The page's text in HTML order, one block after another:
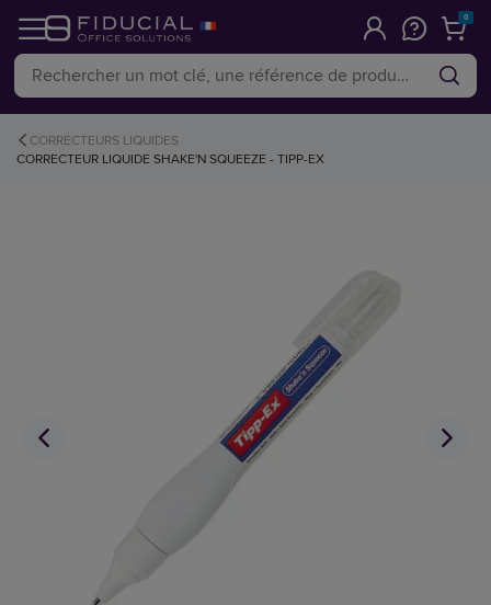
0
CORRECTEURS LIQUIDES
CORRECTEUR LIQUIDE SHAKE'N SQUEEZE - TIPP-EX